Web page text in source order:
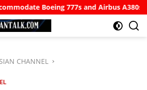
777s and Airbus A380s
CHANNEL